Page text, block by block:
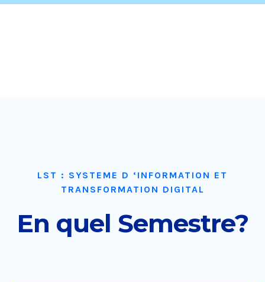
LST : SYSTEME D ‘INFORMATION ET
TRANSFORMATION DIGITAL
En quel Semestre?